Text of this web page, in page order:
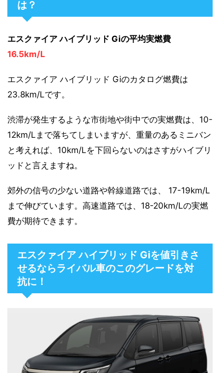
は？
エスクァイア ハイブリッド Giの平均実燃費
16.5km/L
エスクァイア ハイブリッド Giのカタログ燃費は
23.8km/Lです。
渋滞が発生するような市街地や街中での実燃費は、10-
12km/Lまで落ちてしまいますが、重量のあるミニバン
と考えれば、10km/Lを下回らないのはさすがハイブリ
ッドと言えますね。
郊外の信号の少ない道路や幹線道路では、 17-19km/L
まで伸びています。高速道路では、18-20km/Lの実燃
費が期待できます。
エスクァイア ハイブリッド Giを値引きさ
せるならライバル車のこのグレードを対
抗に！